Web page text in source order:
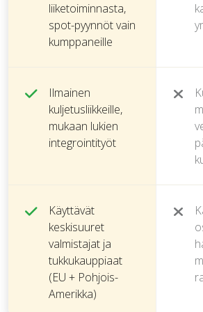
liiketoiminnasta,
spot-pyynnöt vain
kumppaneille
Ilmainen
kuljetusliikkeille,
mukaan lukien
integrointityöt
Käyttävät
keskisuuret
valmistajat ja
tukkukauppiaat
(EU + Pohjois-
Amerikka)